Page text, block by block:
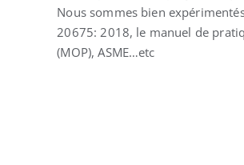
Nous sommes bien
20675: 2018, le manuel de
(MOP), ASME…etc